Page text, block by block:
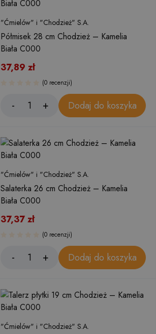
"Ćmielów" i "Chodzież" S.A.
Półmisek 28 cm Chodzież – Kamelia
Biała C000
37,89 zł
(0 recenzji)
Dodaj do koszyka
"Ćmielów" i "Chodzież" S.A.
Salaterka 26 cm Chodzież – Kamelia
Biała C000
37,37zł
(0 recenzji)
Dodaj do koszyka
"Ćmielów" i "Chodzież" S.A.